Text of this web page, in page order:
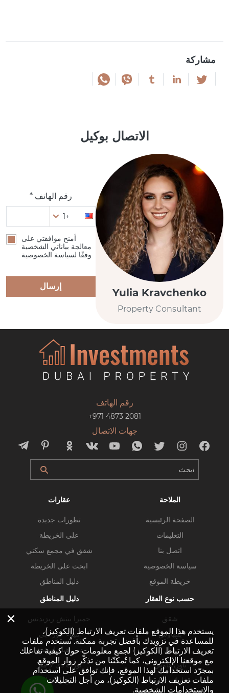
مشاركة
الاتصال بوكيل
Yulia Kravchenko
Property Consultant
رقم الهاتف *
+1
أمنح موافقتي على
معالجة بياناتي الشخصية
وفقًا لسياسة الخصوصية
إرسال
رقم الهاتف
+971 4873 2081
جهات الاتصال
الملاحة
الصفحة الرئيسية
التعليمات
اتصل بنا
سياسة الخصوصية
خريطة الموقع
عقارات
تطورات جديدة
على الخريطة
شقق في مجمع سكني
ابحث على الخريطة
دليل المناطق
حسب نوع العقار
شقق
بنتهاوس
فلل
تاون هاوس
عقارات تجارية
دليل المناطق
جميرا بيتش ريزيدنس
ميناء خور دبي
دبي هيلز استيت
بورت دي لا مير
خليج الأعمال
×
يستخدم هذا الموقع ملفات تعريف الارتباط (الكوكيز)،
للمساعدة في تزويدك بأفضل تجربة ممكنة. تُستخدم ملفات
تعريف الارتباط (الكوكيز) لجمع معلومات حول كيفية تفاعلك
مع موقعنا الإلكتروني، كما تُمكنّنا من تذكّر زوار الموقع.
بمجرّد استخدامك لهذا الموقع، فإنك توافق على استخدام
ملفات تعريف الارتباط (الكوكيز)، من أجل التحليلات
والاستخدامات الشخصية.